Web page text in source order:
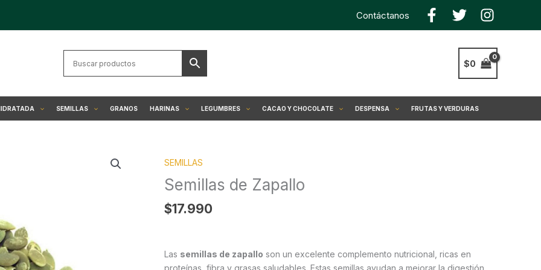
Contáctanos
$0
SEMILLAS GRANOS HARINAS LEGUMBRES CACAO Y CHOCOLATE DESPENSA FRUTAS Y VERDURAS
SEMILLAS
Semillas de Zapallo
$17.990
Las semillas de zapallo son un excelente complemento nutricional, ricas en
proteínas, fibra y grasas saludables. Estas semillas ayudan a mejorar la digestión,
de
Zapallo
cantidad